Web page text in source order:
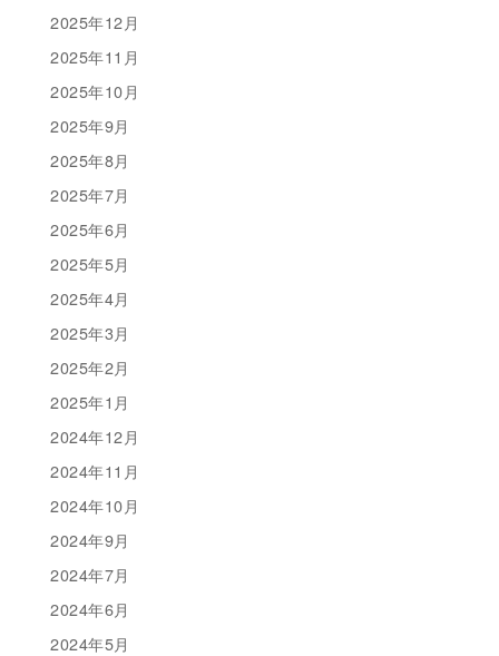
2025年12月
2025年11月
2025年10月
2025年9月
2025年8月
2025年7月
2025年6月
2025年5月
2025年4月
2025年3月
2025年2月
2025年1月
2024年12月
2024年11月
2024年10月
2024年9月
2024年7月
2024年6月
2024年5月